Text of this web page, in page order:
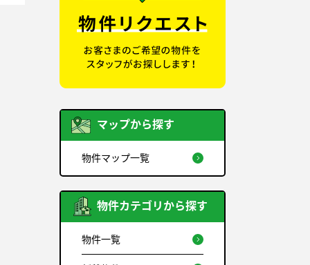
マップから探す
物件マップ一覧
物件カテゴリから探す
物件一覧